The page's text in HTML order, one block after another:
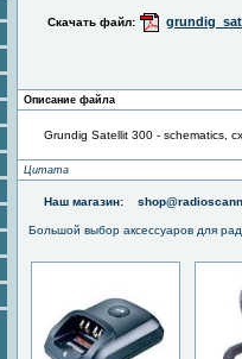
Скачать файл:
Описание файла
Grundig Satellit 300 - schematics,
Цитата
Наш магазин:
Большой выбор аксессуаров для